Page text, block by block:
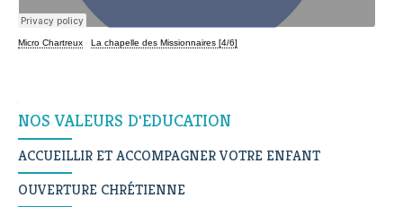
Micro Chartreux · La chapelle des Missionnaires [4/6]
NOS VALEURS D'EDUCATION
ACCUEILLIR ET ACCOMPAGNER VOTRE ENFANT
OUVERTURE CHRÉTIENNE